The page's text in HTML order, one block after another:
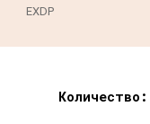
Количество:
EXDP